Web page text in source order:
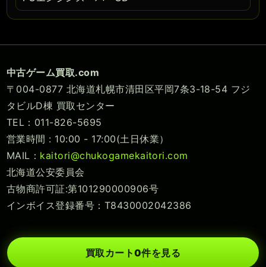
中古ゲーム買取.com
〒004-0877 北海道札幌市清田区平岡7条3-18-54 フジ
タビルD棟 買取センター
TEL：011-826-5695
営業時間 : 10:00 - 17:00(土日休業）
MAIL： kaitori@chukogamekaitori.com
北海道公安委員会
古物商許可証:第101290000906号
インボイス登録番号：T8430002042386
買取カート0件を見る